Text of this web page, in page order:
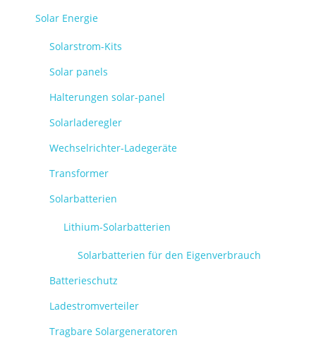
Solar Energie
Solarstrom-Kits
Solar panels
Halterungen solar-panel
Solarladeregler
Wechselrichter-Ladegeräte
Transformer
Solarbatterien
Lithium-Solarbatterien
Solarbatterien für den Eigenverbrauch
Batterieschutz
Ladestromverteiler
Tragbare Solargeneratoren